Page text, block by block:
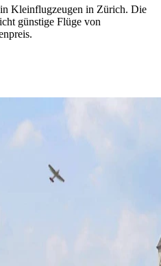
Kleinflugzeugen in Zürich. Die
günstige Flüge von